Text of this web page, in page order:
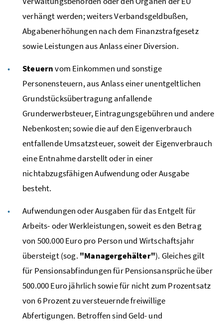
verhängt werden; weiters Verbandsgeldbußen,
Abgabenerhöhungen nach dem Finanzstrafgesetz
sowie Leistungen aus Anlass einer Diversion.
Steuernvom Einkommen und sonstige
Personensteuern, aus Anlass einer unentgeltlichen
Grundstücksübertragung anfallende
Grunderwerbsteuer, Eintragungsgebühren und andere
Nebenkosten; sowie die auf den Eigenverbrauch
entfallende Umsatzsteuer, soweit der Eigenverbrauch
eine Entnahme darstellt oder in einer
nichtabzugsfähigen Aufwendung oder Ausgabe
besteht.
Aufwendungen oder Ausgaben für das Entgelt für
Arbeits- oder Werkleistungen, soweit es den Betrag
von 500.000 Euro pro Person und Wirtschaftsjahr
übersteigt (sog. "Managergehälter"). Gleiches gilt
für Pensionsabfindungen für Pensionsansprüche über
500.000 Euro jährlich sowie für nicht zum Prozentsatz
von 6 Prozent zu versteuernde freiwillige
Abfertigungen. Betroffen sind Geld- und